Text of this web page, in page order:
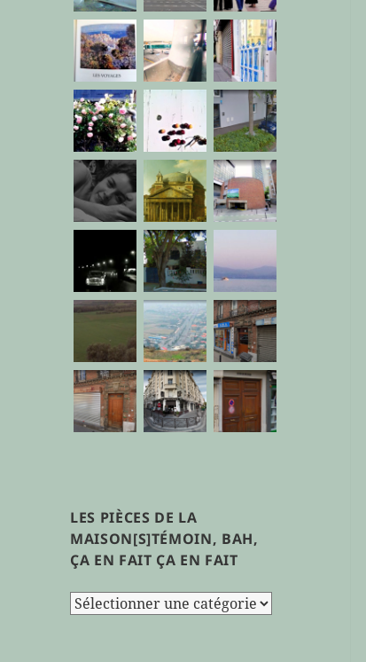
LES PIÈCES DE LA
MAISON[S]TÉMOIN, BAH,
ÇA EN FAIT ÇA EN FAIT
les